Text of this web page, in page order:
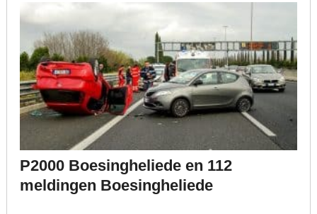
P2000 Boesingheliede en 112
meldingen Boesingheliede